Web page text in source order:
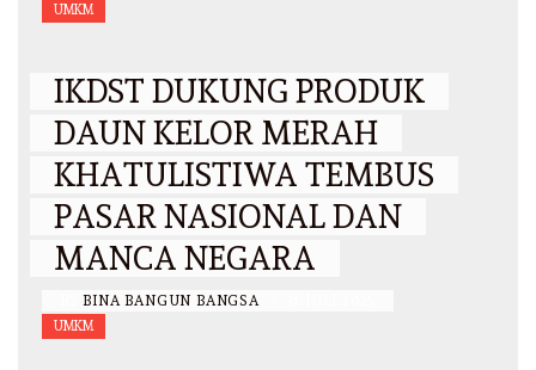
UMKM
IKDST DUKUNG PRODUK
DAUN KELOR MERAH
KHATULISTIWA TEMBUS
PASAR NASIONAL DAN
MANCA NEGARA
BINA BANGUN BANGSA
UMKM